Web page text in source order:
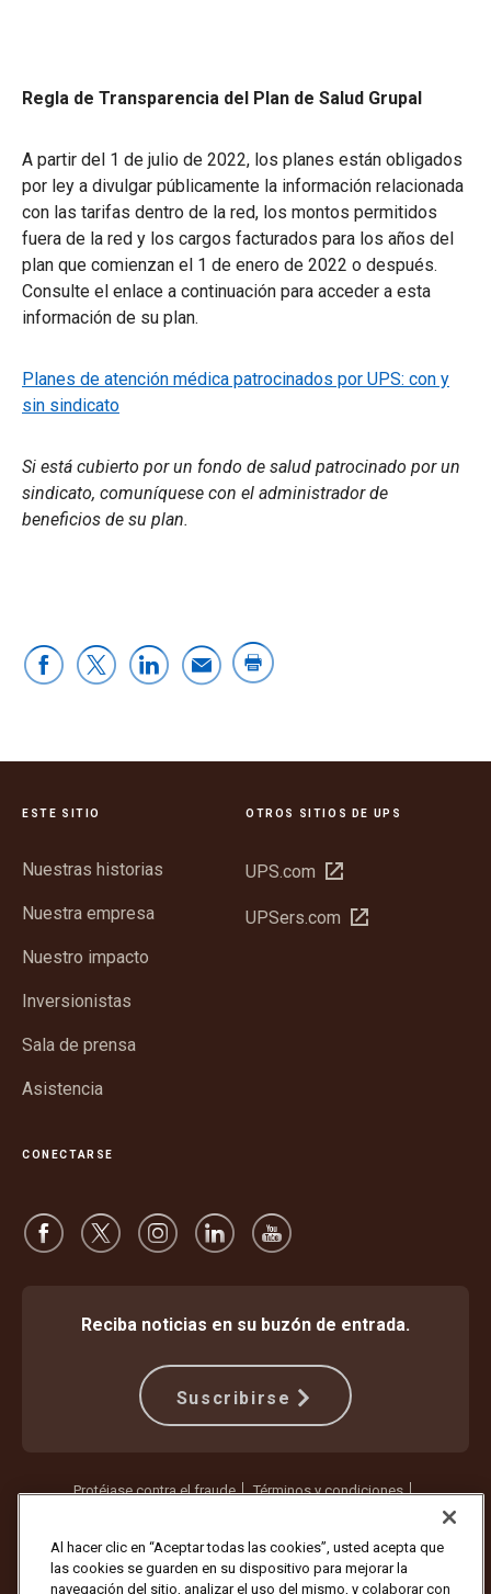
Regla de Transparencia del Plan de Salud Grupal
A partir del 1 de julio de 2022, los planes están obligados
por ley a divulgar públicamente la información relacionada
con las tarifas dentro de la red, los montos permitidos
fuera de la red y los cargos facturados para los años del
plan que comienzan el 1 de enero de 2022 o después.
Consulte el enlace a continuación para acceder a esta
información de su plan.
Planes de atención médica patrocinados por UPS: con y
sin sindicato
Si está cubierto por un fondo de salud patrocinado por un
sindicato, comuníquese con el administrador de
beneficios de su plan.
ESTE SITIO
Nuestras historias
Nuestra empresa
Nuestro impacto
Inversionistas
Sala de prensa
Asistencia
OTROS SITIOS DE UPS
UPS.com Abrir
una
UPSers.com Abrir
CONECTARSE
Reciba noticias en su buzón de entrada.
Suscribirse
Protéjase contra el fraude
Términos y condiciones
Copyright ©1994 - 2026 United Parcel Service of America, Inc. Todos
Al hacer clic en “Aceptar todas las cookies”, usted acepta que
las cookies se guarden en su dispositivo para mejorar la
navegación del sitio, analizar el uso del mismo, y colaborar con